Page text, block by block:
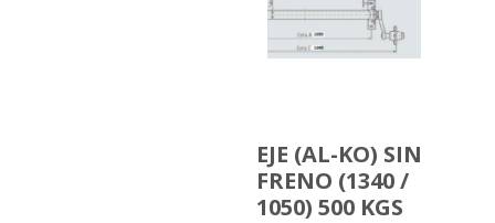
EJE (AL-KO) SIN
FRENO (1340 /
1050) 500 KGS